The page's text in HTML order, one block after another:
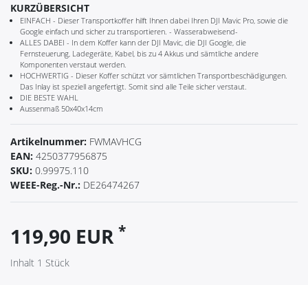
KURZÜBERSICHT
EINFACH - Dieser Transportkoffer hilft Ihnen dabei Ihren DJI Mavic Pro, sowie die
Google einfach und sicher zu transportieren. - Wasserabweisend-
ALLES DABEI - In dem Koffer kann der DJI Mavic, die DJI Google, die
Fernsteuerung, Ladegeräte, Kabel, bis zu 4 Akkus und sämtliche andere
Komponenten verstaut werden.
HOCHWERTIG - Dieser Koffer schützt vor sämtlichen Transportbeschädigungen.
Das Inlay ist speziell angefertigt. Somit sind alle Teile sicher verstaut.
DIE BESTE WAHL
Aussenmaß 50x40x14cm
Artikelnummer: FWMAVHCG
EAN: 4250377956875
SKU: 0.99975.110
WEEE-Reg.-Nr.: DE26474267
119,90 EUR *
Inhalt 1 Stück